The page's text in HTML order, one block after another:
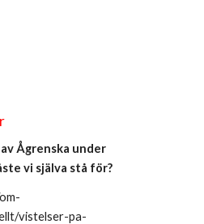
Ågrenska under
vi själva stå för?
vistelser-pa-